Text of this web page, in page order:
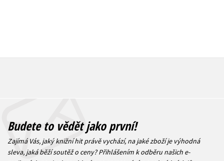
Budete to vědět jako první!
Zajímá Vás, jaký knižní hit právě vychází, na jaké zboží je výhodná
sleva, jaká běží soutěž o ceny? Přihlášením k odběru našich e-